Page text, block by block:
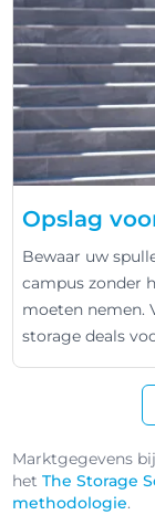
Opslag
Bewaar uw
campus zonder
moeten nemen.
storage deals
Marktgegevens
hetThe Storage
methodologie.